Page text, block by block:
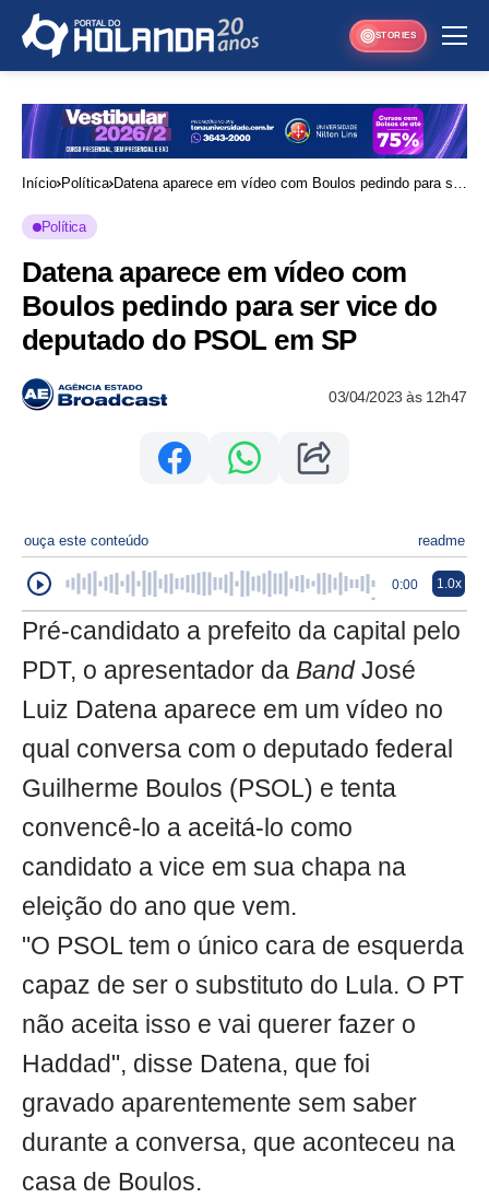
STORIES
Início Política Datena aparece em vídeo com Boulos pedindo para ser
Política
Datena aparece em vídeo com
Boulos pedindo para ser vice do
deputado do PSOL em SP
03/04/2023 às 12h47
ouça este conteúdo readme
0:00 1.0x
Pré-candidato a prefeito da capital pelo
PDT, o apresentador da Band José
Luiz Datena aparece em um vídeo no
qual conversa com o deputado federal
Guilherme Boulos (PSOL) e tenta
convencê-lo a aceitá-lo como
candidato a vice em sua chapa na
eleição do ano que vem.
"O PSOL tem o único cara de esquerda
capaz de ser o substituto do Lula. O PT
não aceita isso e vai querer fazer o
Haddad", disse Datena, que foi
gravado aparentemente sem saber
durante a conversa, que aconteceu na
casa de Boulos.